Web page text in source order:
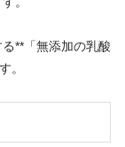
**「無添加の乳酸
。